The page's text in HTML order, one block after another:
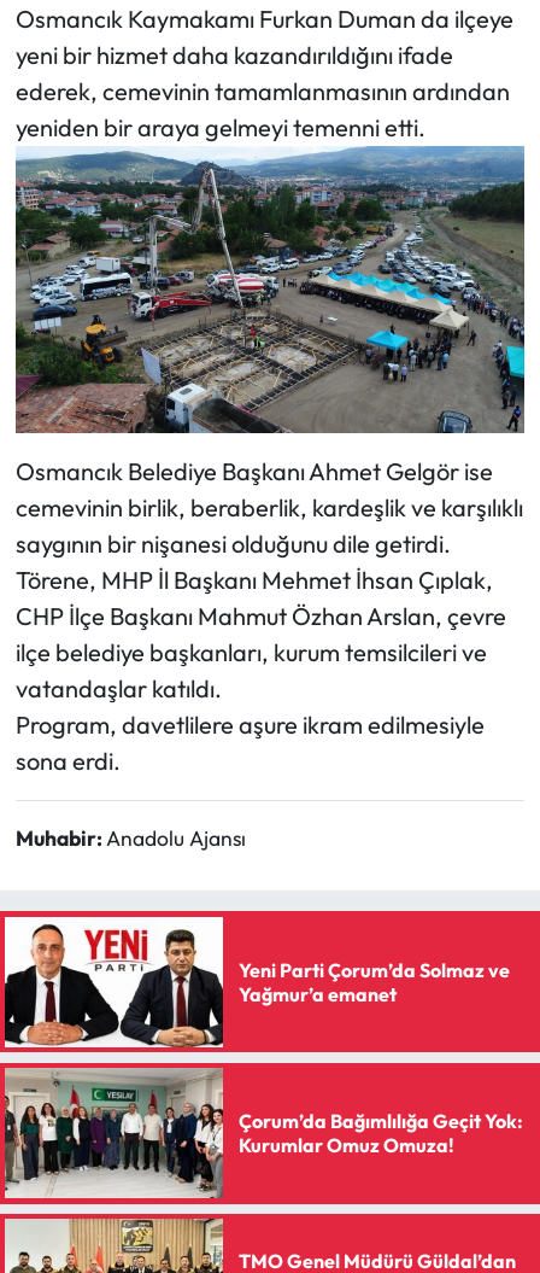
Osmancık Kaymakamı Furkan Duman da ilçeye
yeni bir hizmet daha kazandırıldığını ifade
ederek, cemevinin tamamlanmasının ardından
yeniden bir araya gelmeyi temenni etti.
Osmancık Belediye Başkanı Ahmet Gelgör ise
cemevinin birlik, beraberlik, kardeşlik ve karşılıklı
saygının bir nişanesi olduğunu dile getirdi.
Törene, MHP İl Başkanı Mehmet İhsan Çıplak,
CHP İlçe Başkanı Mahmut Özhan Arslan, çevre
ilçe belediye başkanları, kurum temsilcileri ve
vatandaşlar katıldı.
Program, davetlilere aşure ikram edilmesiyle
sona erdi.
Muhabir:Anadolu Ajansı
Yeni Parti Çorum’da Solmaz ve
Yağmur’a emanet
Çorum’da Bağımlılığa Geçit Yok:
Kurumlar Omuz Omuza!
TMO Genel Müdürü Güldal’dan
Resmi İlan
Resmi Reklam
Sağlık
Siyaset
Spor
Sungurlu Haberleri
Turizm
Yaşam
Yayla Haber
Yemek Tarifleri
Yerel Haberler